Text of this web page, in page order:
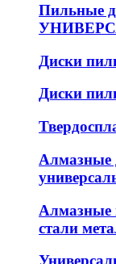
Пильные
Диски
Диски
Алмазные
Алмазные
стали